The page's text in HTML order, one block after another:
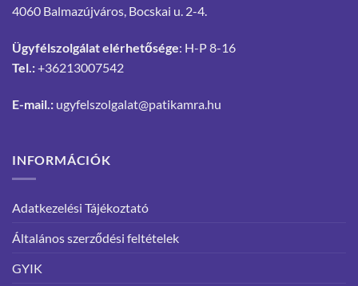
4060 Balmazújváros, Bocskai u. 2-4.
Ügyfélszolgálat elérhetősége: H-P 8-16
Tel.:+36213007542
E-mail.: ugyfelszolgalat@patikamra.hu
INFORMÁCIÓK
Adatkezelési Tájékoztató
Általános szerződési feltételek
GYIK